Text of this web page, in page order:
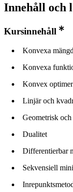
Innehåll och
Kursinnehåll
Konvexa
Konvexa
Konvex
Linjär och
Geometrisk
Dualitet
Differentierbar
Sekvensiell